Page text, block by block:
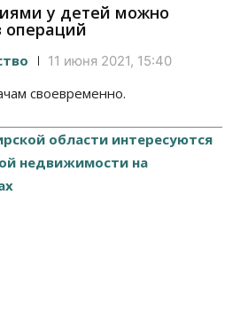
у детей можно
операций
11 июня 2021, 15:40
своевременно.